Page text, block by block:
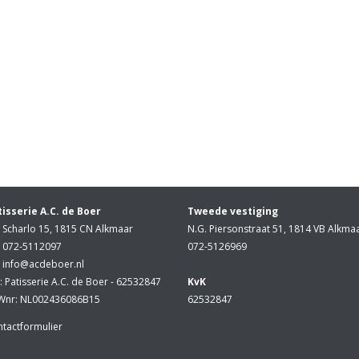
A.C. de Boer
Scharlo 15, 1815 CN Alkmaar
072-5112097
info@acdeboer.nl
Patisserie A.C. de Boer - 62532847
NL002436086B15
Tweede vestiging
N.G. Piersonstraat 51, 1814 VB
072-5126969
KvK
62532847